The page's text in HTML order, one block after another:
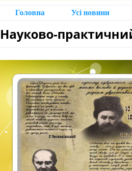
Головна Усі новини
Науково-